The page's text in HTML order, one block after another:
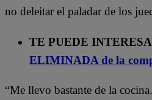
no deleitar el paladar de los
TE PUEDE
ELIMINADA de la
“Me llevo bastante de la